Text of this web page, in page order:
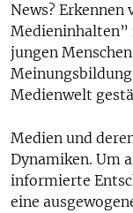
News?
jungen
Medienwelt
Medien und
Dynamiken. Um
informierte
eine